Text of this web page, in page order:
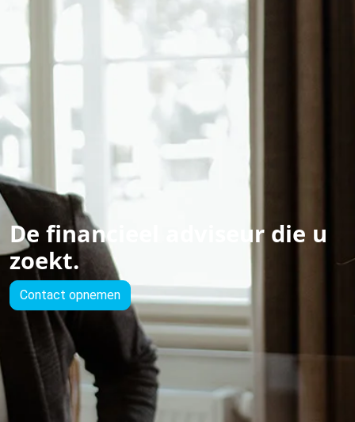
De financieel adviseur die u
zoekt.
Contact opnemen